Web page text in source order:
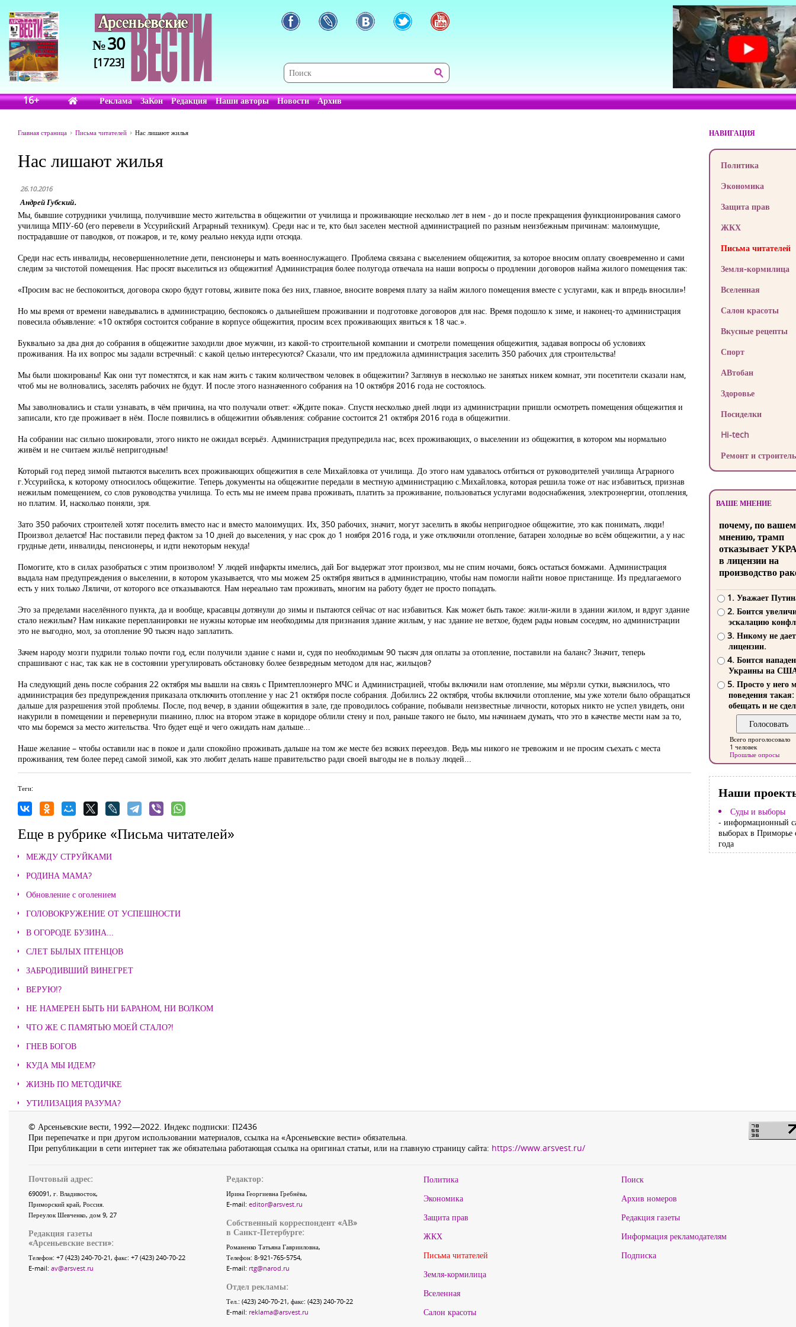
№30
[1723]
16+ Реклама ЗаКон Редакция Наши авторы Новости Архив
Главная страница Письма читателей Нас лишают жилья
Нас лишают жилья
26.10.2016
Андрей Губский.
Мы, бывшие сотрудники училища, получившие место жительства в общежитии от училища и проживающие несколько лет в нем - до и после прекращения функционирования самого
училища МПУ-60 (его перевели в Уссурийский Аграрный техникум). Среди нас и те, кто был заселен местной администрацией по разным неизбежным причинам: малоимущие,
пострадавшие от паводков, от пожаров, и те, кому реально некуда идти отсюда.
Среди нас есть инвалиды, несовершеннолетние дети, пенсионеры и мать военнослужащего. Проблема связана с выселением общежития, за которое вносим оплату своевременно и сами
следим за чистотой помещения. Нас просят выселиться из общежития! Администрация более полугода отвечала на наши вопросы о продлении договоров найма жилого помещения так:
«Просим вас не беспокоиться, договора скоро будут готовы, живите пока без них, главное, вносите вовремя плату за найм жилого помещения вместе с услугами, как и впредь вносили»!
Но мы время от времени наведывались в администрацию, беспокоясь о дальнейшем проживании и подготовке договоров для нас. Время подошло к зиме, и наконец-то администрация
повесила объявление: «10 октября состоится собрание в корпусе общежития, просим всех проживающих явиться к 18 час.».
Буквально за два дня до собрания в общежитие заходили двое мужчин, из какой-то строительной компании и смотрели помещения общежития, задавая вопросы об условиях
проживания. На их вопрос мы задали встречный: с какой целью интересуются? Сказали, что им предложила администрация заселить 350 рабочих для строительства!
Мы были шокированы! Как они тут поместятся, и как нам жить с таким количеством человек в общежитии? Заглянув в несколько не занятых никем комнат, эти посетители сказали нам,
чтоб мы не волновались, заселять рабочих не будут. И после этого назначенного собрания на 10 октября 2016 года не состоялось.
Мы заволновались и стали узнавать, в чём причина, на что получали ответ: «Ждите пока». Спустя несколько дней люди из администрации пришли осмотреть помещения общежития и
записали, кто где проживает в нём. После появились в общежитии объявления: собрание состоится 21 октября 2016 года в общежитии.
На собрании нас сильно шокировали, этого никто не ожидал всерьёз. Администрация предупредила нас, всех проживающих, о выселении из общежития, в котором мы нормально
живём и не считаем жильё непригодным!
Который год перед зимой пытаются выселить всех проживающих общежития в селе Михайловка от училища. До этого нам удавалось отбиться от руководителей училища Аграрного
г.Уссурийска, к которому относилось общежитие. Теперь документы на общежитие передали в местную администрацию с.Михайловка, которая решила тоже от нас избавиться, признав
нежилым помещением, со слов руководства училища. То есть мы не имеем права проживать, платить за проживание, пользоваться услугами водоснабжения, электроэнергии, отопления,
но платим. И, насколько поняли, зря.
Зато 350 рабочих строителей хотят поселить вместо нас и вместо малоимущих. Их, 350 рабочих, значит, могут заселить в якобы непригодное общежитие, это как понимать, люди!
Произвол делается! Нас поставили перед фактом за 10 дней до выселения, у нас срок до 1 ноября 2016 года, и уже отключили отопление, батареи холодные во всём общежитии, а у нас
грудные дети, инвалиды, пенсионеры, и идти некоторым некуда!
Помогите, кто в силах разобраться с этим произволом! У людей инфаркты имелись, дай Бог выдержат этот произвол, мы не спим ночами, боясь остаться бомжами. Администрация
выдала нам предупреждения о выселении, в котором указывается, что мы можем 25 октября явиться в администрацию, чтобы нам помогли найти новое пристанище. Из предлагаемого
есть у них только Ляличи, от которого все отказываются. Нам нереально там проживать, многим на работу будет не просто попадать.
Это за пределами населённого пункта, да и вообще, красавцы дотянули до зимы и пытаются сейчас от нас избавиться. Как может быть такое: жили-жили в здании жилом, и вдруг здание
стало нежилым? Нам никакие перепланировки не нужны которые им необходимы для признания здание жилым, у нас здание не ветхое, будем рады новым соседям, но администрации
это не выгодно, мол, за отопление 90 тысяч надо заплатить.
Зачем народу мозги пудрили только почти год, если получили здание с нами и, судя по необходимым 90 тысяч для оплаты за отопление, поставили на баланс? Значит, теперь
спрашивают с нас, так как не в состоянии урегулировать обстановку более безвредным методом для нас, жильцов?
На следующий день после собрания 22 октября мы вышли на связь с Примтеплоэнерго МЧС и Администрацией, чтобы включили нам отопление, мы мёрзли сутки, выяснилось, что
администрация без предупреждения приказала отключить отопление у нас 21 октября после собрания. Добились 22 октября, чтобы включили отопление, мы уже хотели было обращаться
дальше для разрешения этой проблемы. После, под вечер, в здании общежития в зале, где проводилось собрание, побывали неизвестные личности, которых никто не успел увидеть, они
накурили в помещении и перевернули пианино, плюс на втором этаже в коридоре облили стену и пол, раньше такого не было, мы начинаем думать, что это в качестве мести нам за то,
что мы боремся за место жительства. Что будет ещё и чего ожидать нам дальше...
Наше желание – чтобы оставили нас в покое и дали спокойно проживать дальше на том же месте без всяких переездов. Ведь мы никого не тревожим и не просим съехать с места
проживания, тем более перед самой зимой, как это любит делать наше правительство ради своей выгоды не в пользу людей...
Теги:
Еще в рубрике «Письма читателей»
МЕЖДУ СТРУЙКАМИ
РОДИНА МАМА?
Обновление с оголением
ГОЛОВОКРУЖЕНИЕ ОТ УСПЕШНОСТИ
В ОГОРОДЕ БУЗИНА...
СЛЕТ БЫЛЫХ ПТЕНЦОВ
ЗАБРОДИВШИЙ ВИНЕГРЕТ
ВЕРУЮ!?
НЕ НАМЕРЕН БЫТЬ НИ БАРАНОМ, НИ ВОЛКОМ
ЧТО ЖЕ С ПАМЯТЬЮ МОЕЙ СТАЛО?!
ГНЕВ БОГОВ
КУДА МЫ ИДЕМ?
ЖИЗНЬ ПО МЕТОДИЧКЕ
УТИЛИЗАЦИЯ РАЗУМА?
НАВИГАЦИЯ
Политика
Экономика
Защита прав
ЖКХ
Письма читателей
Земля-кормилица
Вселенная
Салон красоты
Вкусные рецепты
Спорт
АВтобан
Здоровье
Посиделки
Hi-tech
Ремонт и
ВАШЕ МНЕНИЕ
почему, по
мнению, трамп
отказывает
в лицензии на
производство
1. Уважает
2. Боится
эскалацию
3. Никому не
лицензии.
4. Боится
Украины на
5. Просто у него
поведения такая:
обещать и не
Всего проголосовало
1 человек
Прошлые опросы
Наши
Суды и выборы
- информационный
выборах в Приморье
года
© Арсеньевские вести, 1992—2022. Индекс подписки: П2436
При перепечатке и при другом использовании материалов, ссылка на «Арсеньевские вести» обязательна.
При републикации в сети интернет так же обязательна работающая ссылка на оригинал статьи, или на главную страницу сайта: https://www.arsvest.ru/
Почтовый адрес:
690091, г. Владивосток,
Приморский край, Россия.
Переулок Шевченко, дом 9, 27
Редакция газеты
«Арсеньевские вести»:
Телефон: +7 (423) 240-70-21, факс: +7 (423) 240-70-22
E-mail: av@arsvest.ru
Редактор:
Ирина Георгиевна Гребнёва,
E-mail: editor@arsvest.ru
Собственный корреспондент «АВ»
в Санкт-Петербурге:
Романенко Татьяна Гаврииловна,
Телефон: 8-921-765-5754,
E-mail: rtg@narod.ru
Отдел рекламы:
Тел.: (423) 240-70-21, факс: (423) 240-70-22
E-mail: reklama@arsvest.ru
Политика
Экономика
Защита прав
ЖКХ
Письма читателей
Земля-кормилица
Вселенная
Салон красоты
Поиск
Архив номеров
Редакция газеты
Информация рекламодателям
Подписка